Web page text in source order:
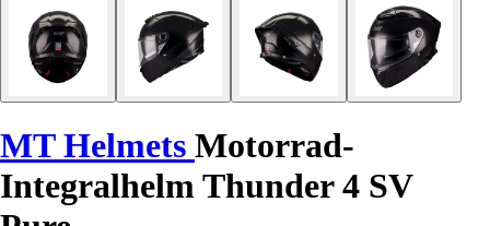
MT Helmets Motorrad-
Integralhelm Thunder 4 SV